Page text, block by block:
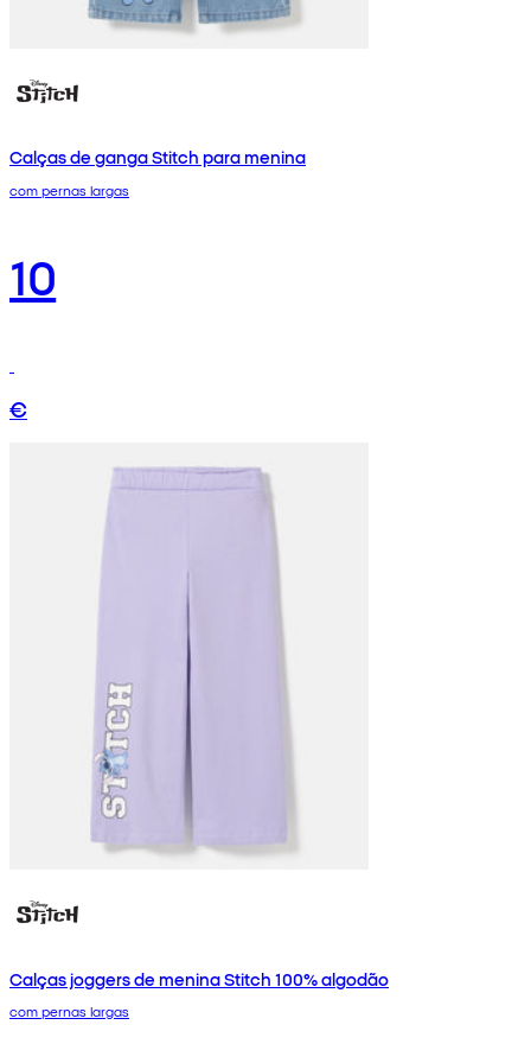
Calças de ganga Stitch para menina
com pernas largas
10
€
Calças joggers de menina Stitch 100% algodão
com pernas largas